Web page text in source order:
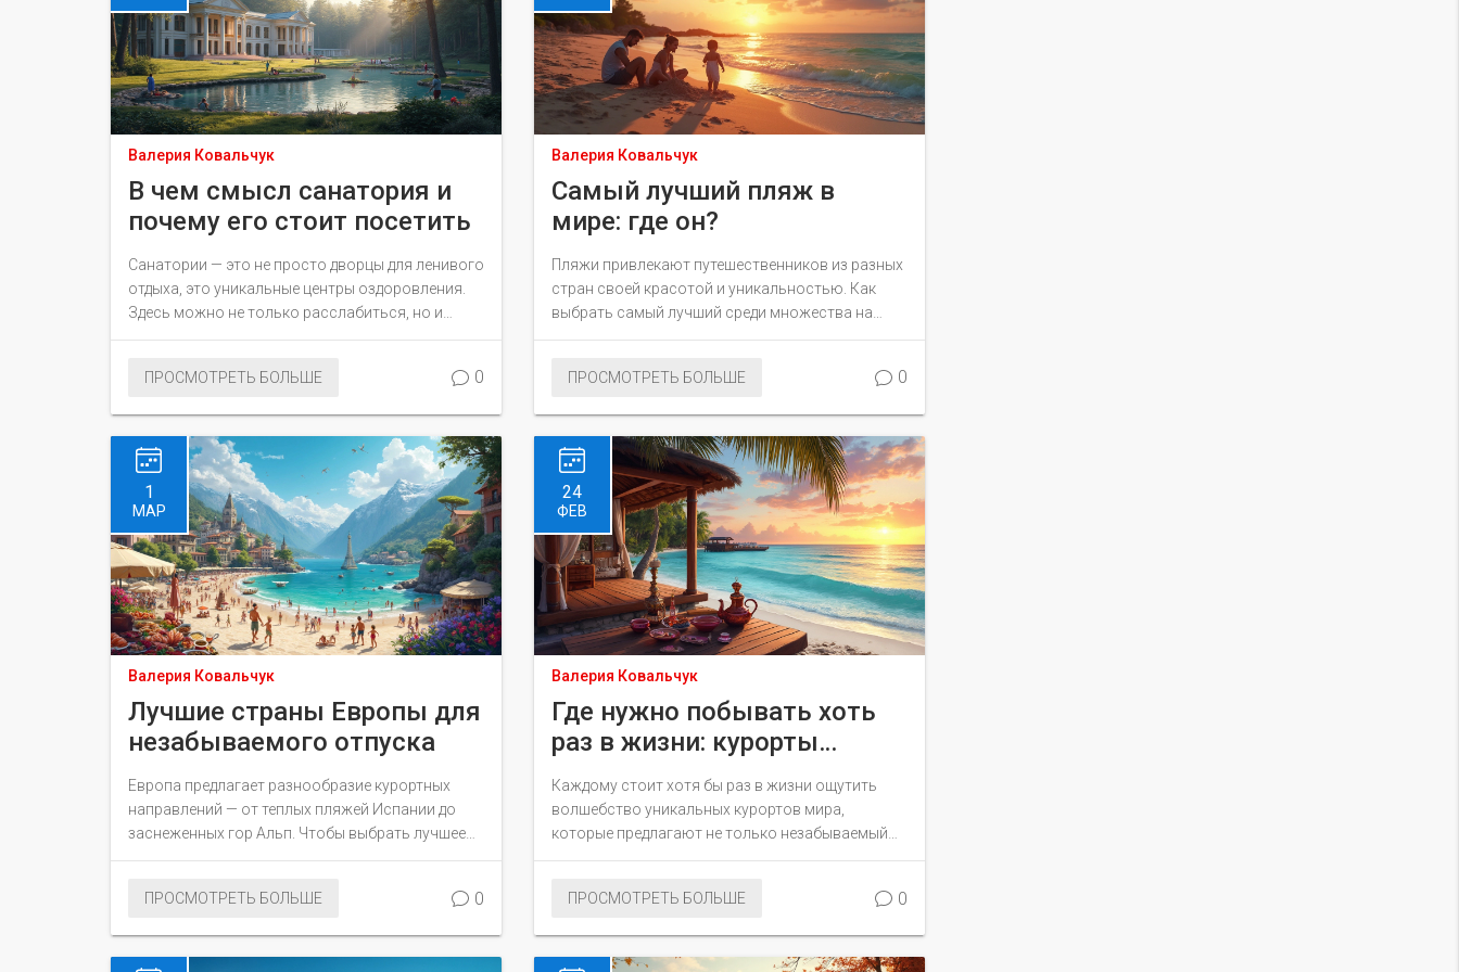
отправиться в это популярное курортное место.
Эту информацию важно учитывать при
планировании отдыха или лечения в
Кисловодске.
Валерия Ковальчук
В чем смысл санатория и
почему его стоит посетить
Санатории — это не просто дворцы для ленивого
отдыха, это уникальные центры оздоровления.
Здесь можно не только расслабиться, но и
пройти комплексное лечение. Многие даже не
методов доступны в обычных санаториях. От
санатории предлагают нечто большее, чем
просто релаксацию.
ПРОСМОТРЕТЬ БОЛЬШЕ 0
Валерия Ковальчук
Самый лучший пляж в
мире: где он?
Пляжи привлекают путешественников из разных
стран своей красотой и уникальностью. Как
выбрать самый лучший среди множества на
планете? Мы расскажем о лучших пляжах мира,
Узнайте интересные факты, а также советы по
ПРОСМОТРЕТЬ БОЛЬШЕ 0
1
МАР
Валерия Ковальчук
Лучшие страны Европы для
незабываемого отпуска
Европа предлагает разнообразие курортных
направлений — от теплых пляжей Испании до
заснеженных гор Альп. Чтобы выбрать лучшее
место для отпуска, важно учитывать не только
и интересные достопримечательности. В статье
ПРОСМОТРЕТЬ БОЛЬШЕ 0
24
ФЕВ
Валерия Ковальчук
Где нужно побывать хоть
раз в жизни: курорты
мечты
Каждому стоит хотя бы раз в жизни ощутить
волшебство уникальных курортов мира,
которые предлагают не только незабываемый
отдых, но и возможность прикоснуться к
экзотических пляжей на Мальдивах до
ПРОСМОТРЕТЬ БОЛЬШЕ 0